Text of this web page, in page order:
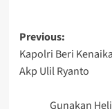
Post
Previous:
Kapolri Beri
Akp Ulil Ryanto
Gunakan